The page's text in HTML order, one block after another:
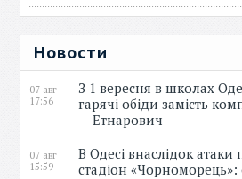
Новости
07 авг
17:56
З 1 вересня в школах
гарячі обіди замість
— Етнарович
07 авг
15:59
В Одесі внаслідок
стадіон